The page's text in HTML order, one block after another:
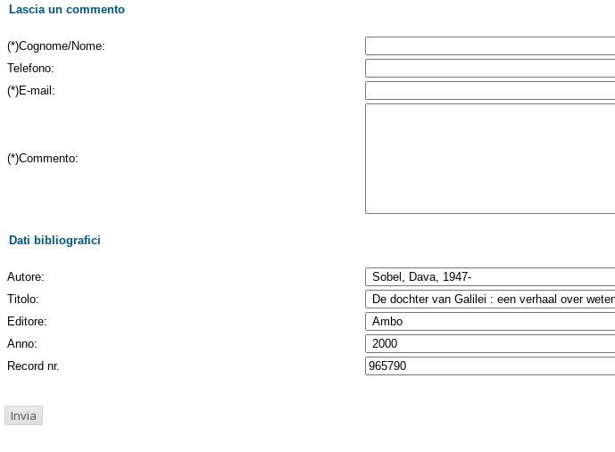
Lascia un commento
(*)Cognome/Nome:
Telefono:
(*)E-mail:
(*)Commento:
Dati bibliografici
Autore:
Titolo:
Editore:
Anno:
Record nr.